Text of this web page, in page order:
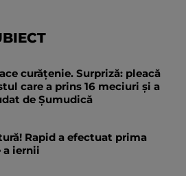
curățenie. Surpriză: pleacă
care a prins 16 meciuri și a
de Șumudică
Rapid a efectuat prima
a iernii